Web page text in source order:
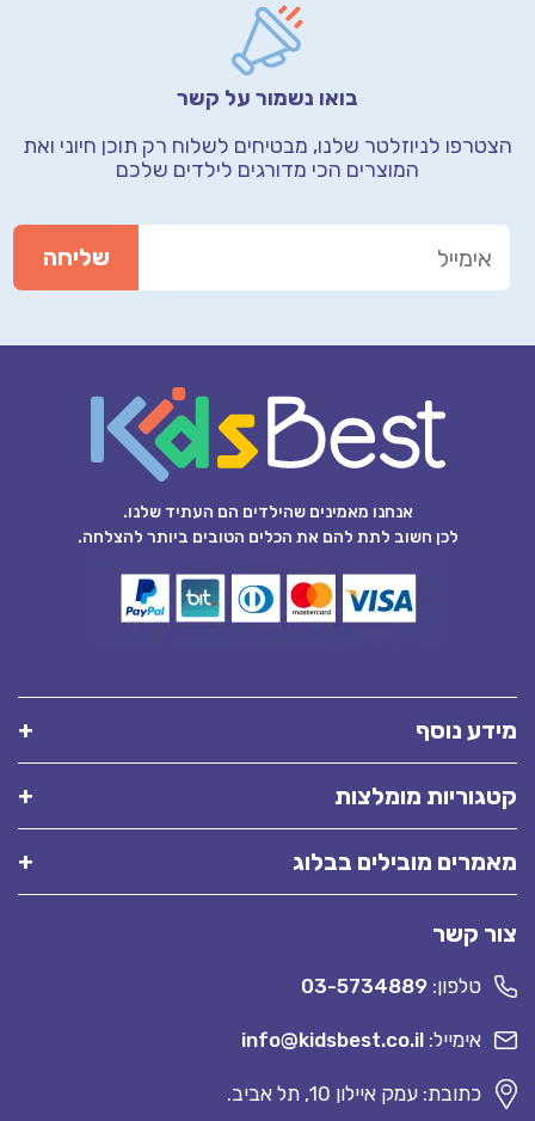
בואו נשמור על קשר
הצטרפו לניוזלטר שלנו, מבטיחים לשלוח רק תוכן חיוני ואת
המוצרים הכי מדורגים לילדים שלכם
אנחנו מאמינים שהילדים הם העתיד שלנו.
לכן חשוב לתת להם את הכלים הטובים ביותר להצלחה.
מידע נוסף
קטגוריות מומלצות
מאמרים מובילים בבלוג
צור קשר
טלפון: 03-5734889
אימייל: info@kidsbest.co.il
כתובת: עמק איילון 10, תל אביב.